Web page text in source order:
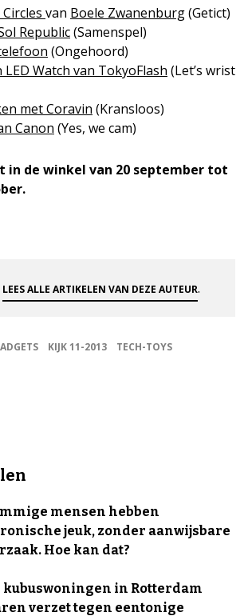
van Boele Zwanenburg(Getict)
Republic(Samenspel)
(Ongehoord)
Watch van TokyoFlash (Let’s wrist
met Coravin (Kransloos)
Canon (Yes, we cam)
in de winkel van 20 september tot
LEES ALLE ARTIKELEN VAN DEZE AUTEUR.
KIJK 11-2013
TECH-TOYS
mensen hebben
jeuk, zonder aanwijsbare
Hoe kan dat?
kubuswoningen in Rotterdam
verzet tegen eentonige